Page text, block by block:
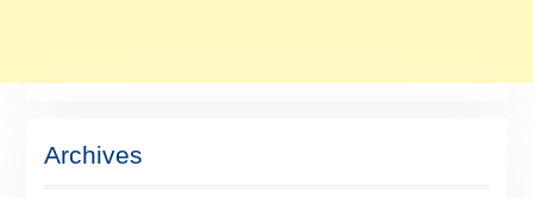
Archives